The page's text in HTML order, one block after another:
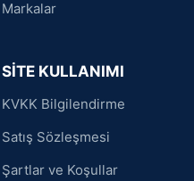
Markalar
SİTE KULLANIMI
KVKK Bilgilendirme
Satış Sözleşmesi
Şartlar ve Koşullar